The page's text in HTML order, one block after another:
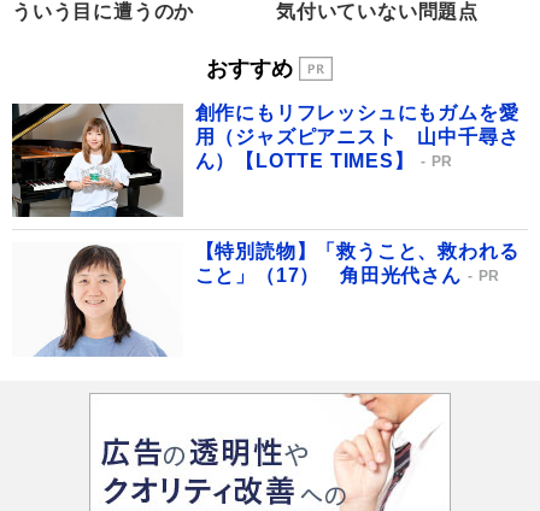
ういう目に遭うのか
気付いていない問題点
おすすめ
創作にもリフレッシュにもガムを愛
用（ジャズピアニスト 山中千尋さ
ん）【LOTTE TIMES】
PR
【特別読物】「救うこと、救われる
こと」（17） 角田光代さん
PR